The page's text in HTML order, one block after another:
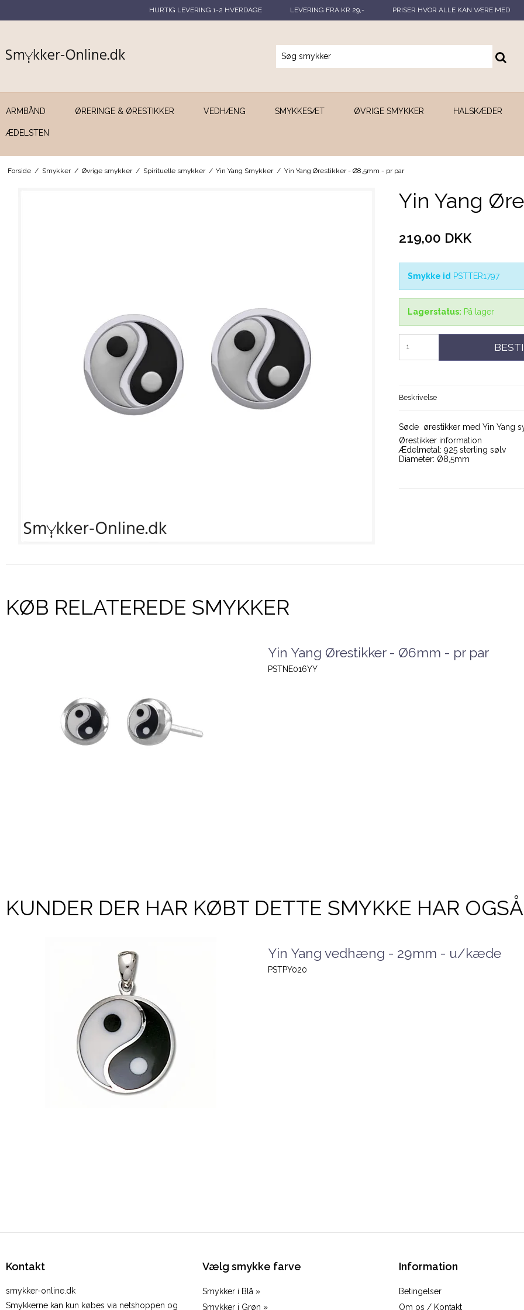
HURTIG LEVERING 1-2 HVERDAGE LEVERING FRA KR 29,- PRISER HVOR ALLE KAN VÆRE MED
ARMBÅND ØRERINGE & ØRESTIKKER VEDHÆNG SMYKKESÆT ØVRIGE SMYKKER HALSKÆDER
ÆDELSTEN
Forside / Smykker / Øvrige smykker / Spirituelle smykker / Yin Yang Smykker / Yin Yang Ørestikker - Ø8,5mm - pr par
Yin Yang
219,00 DKK
Smykke id PSTTER1797
Lagerstatus: På lager
Beskrivelse
Søde ørestikker med Yin Yang
Ørestikker information
Ædelmetal: 925 sterling sølv
Diameter: Ø8,5mm
KØB RELATEREDE SMYKKER
Yin Yang Ørestikker - Ø6mm - pr par
PSTNE016YY
KUNDER DER HAR KØBT DETTE SMYKKE HAR
Yin Yang vedhæng - 29mm - u/kæde
PSTPY020
Kontakt
smykker-online.dk
Smykkerne kan kun købes via netshoppen og
Vælg smykke farve
Smykker i Blå »
Smykker i Grøn »
Information
Betingelser
Om os / Kontakt